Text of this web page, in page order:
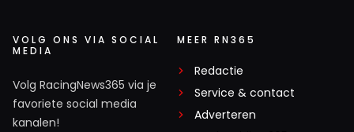
VOLG ONS VIA SOCIAL
MEDIA
Volg RacingNews365 via je
favoriete social media
kanalen!
MEER RN365
Redactie
Service & contact
Adverteren